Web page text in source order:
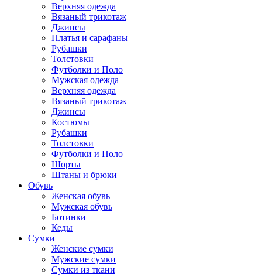
Верхняя одежда
Вязаный трикотаж
Джинсы
Платья и сарафаны
Рубашки
Толстовки
Футболки и Поло
Мужская одежда
Верхняя одежда
Вязаный трикотаж
Джинсы
Костюмы
Рубашки
Толстовки
Футболки и Поло
Шорты
Штаны и брюки
Обувь
Женская обувь
Мужская обувь
Ботинки
Кеды
Сумки
Женские сумки
Мужские сумки
Сумки из ткани